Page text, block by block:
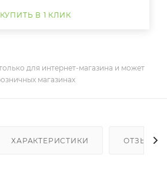
КУПИТЬ В 1 КЛИК
для интернет-магазина и может
магазинах
ХАРАКТЕРИСТИКИ ОТЗЫВЫ